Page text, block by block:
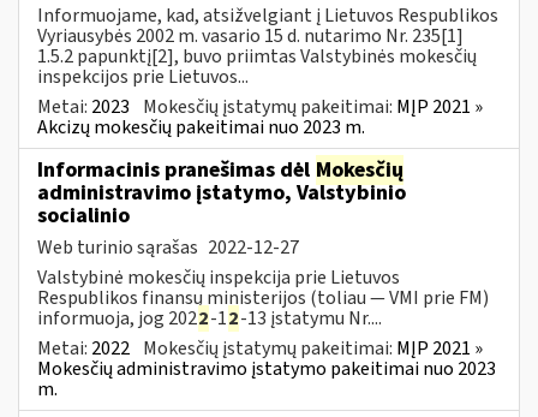
Informuojame, kad, atsižvelgiant į Lietuvos Respublikos
Vyriausybės 2002 m. vasario 15 d. nutarimo Nr. 235[1]
1.5.2 papunktį[2], buvo priimtas Valstybinės mokesčių
inspekcijos prie Lietuvos...
Metai: 2023 Mokesčių įstatymų pakeitimai: MĮP 2021 »
Akcizų mokesčių pakeitimai nuo 2023 m.
Informacinis pranešimas dėl Mokesčių
administravimo įstatymo, Valstybinio
socialinio
Web turinio sąrašas 2022-12-27
Valstybinė mokesčių inspekcija prie Lietuvos
Respublikos finansų ministerijos (toliau — VMI prie FM)
informuoja, jog 2022-12-13 įstatymu Nr....
Metai: 2022 Mokesčių įstatymų pakeitimai: MĮP 2021 »
Mokesčių administravimo įstatymo pakeitimai nuo 2023
m.